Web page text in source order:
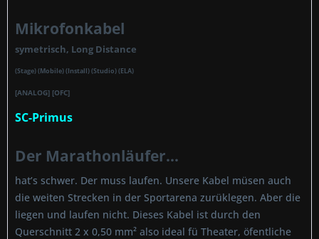
Mikrofonkabel
symetrisch, Long Distance
(Stage) (Mobile) (Install) (Studio) (ELA)
[ANALOG] [OFC]
SC-Primus
Der Marathonläufer...
hat’s schwer. Der muss laufen. Unsere Kabel müsen auch
die weiten Strecken in der Sportarena zurüklegen. Aber die
liegen und laufen nicht. Dieses Kabel ist durch den
Querschnitt 2 x 0,50 mm² also ideal fü Theater, öfentliche